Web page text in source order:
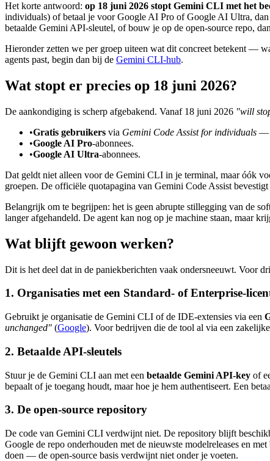
Het korte antwoord: op 18 juni 2026 stopt Gemini CLI met het
individuals) of betaal je voor Google AI Pro of Google AI Ultra, dan
betaalde Gemini API-sleutel, of bouw je op de open-source repo,
Hieronder zetten we per groep uiteen wat dit concreet betekent —
agents past, begin dan bij de Gemini CLI-hub.
Wat stopt er precies op 18 juni 2026?
De aankondiging is scherp afgebakend. Vanaf 18 juni 2026 "will
•Gratis gebruikers via Gemini Code Assist for individuals —
•Google AI Pro-abonnees.
•Google AI Ultra-abonnees.
Dat geldt niet alleen voor de Gemini CLI in je terminal, maar óók
groepen. De officiële quotapagina van Gemini Code Assist
Belangrijk om te begrijpen: het is geen abrupte stillegging van de
langer afgehandeld. De agent kan nog op je machine staan, maar
Wat blijft gewoon werken?
Dit is het deel dat in de paniekberichten vaak ondersneeuwt. Voor
1. Organisaties met een Standard- of Enterprise-
Gebruikt je organisatie de Gemini CLI of de IDE-extensies via een
unchanged" (Google). Voor bedrijven die de tool al via een
2. Betaalde API-sleutels
Stuur je de Gemini CLI aan met een betaalde Gemini API-key of
bepaalt of je toegang houdt, maar hoe je hem authentiseert. Een
3. De open-source repository
De code van Gemini CLI verdwijnt niet. De repository blijft
Google de repo onderhouden met de nieuwste modelreleases en
doen — de open-source basis verdwijnt niet onder je voeten.